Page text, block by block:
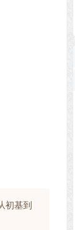
初基到